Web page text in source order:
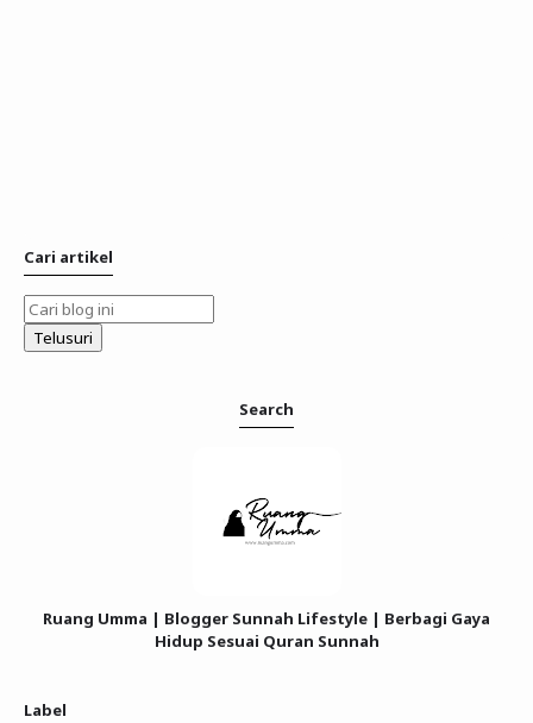
Cari artikel
Search
Ruang Umma | Blogger Sunnah Lifestyle | Berbagi Gaya
Hidup Sesuai Quran Sunnah
Label